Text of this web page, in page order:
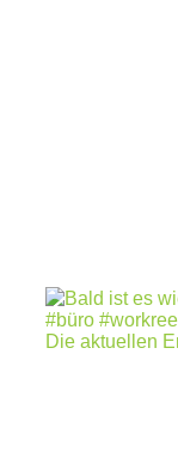
Die aktuellen